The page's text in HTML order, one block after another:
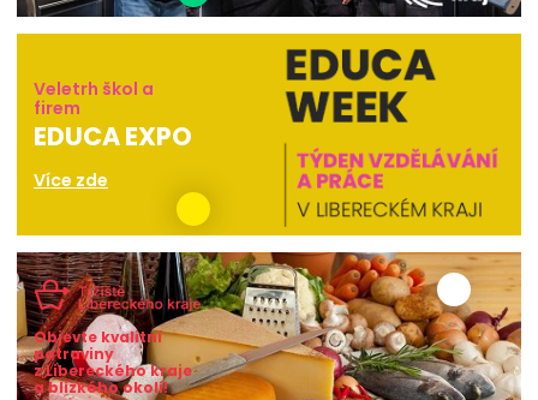
Veletrh škol a
firem
EDUCA EXPO
Více zde
Objevte kvalitní
potraviny
z Libereckého kraje
a blízkého okolí!